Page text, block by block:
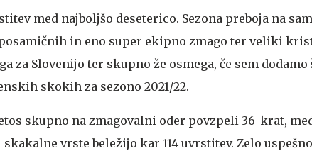
med najboljšo deseterico. Sezona preboja na
in eno super ekipno zmago ter veliki
za Slovenijo ter skupno že osmega, če sem dodamo
skokih za sezono 2021/22.
skupno na zmagovalni oder povzpeli 36-krat,
vrste beležijo kar 114 uvrstitev. Zelo